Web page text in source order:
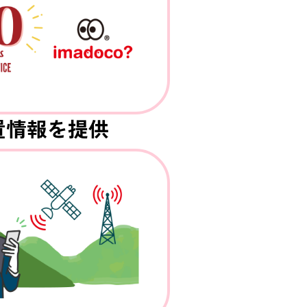
報を提供